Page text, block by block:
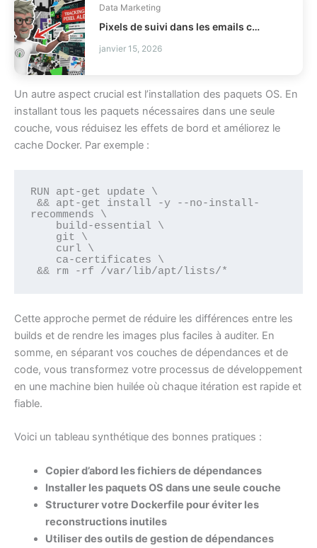
Data Marketing
Pixels de suivi dans les emails comment être conforme CNIL ?
janvier 15, 2026
Un autre aspect crucial est l’installation des paquets OS. En
installant tous les paquets nécessaires dans une seule
couche, vous réduisez les effets de bord et améliorez le
cache Docker. Par exemple :
RUN apt-get update \
&& apt-get install -y --no-install-
recommends \
Cette approche permet de réduire les différences entre les
builds et de rendre les images plus faciles à auditer. En
somme, en séparant vos couches de dépendances et de
code, vous transformez votre processus de développement
en une machine bien huilée où chaque itération est rapide et
fiable.
Voici un tableau synthétique des bonnes pratiques :
Copier d’abord les fichiers de dépendances
Installer les paquets OS dans une seule couche
Structurer votre Dockerfile pour éviter les
reconstructions inutiles
Utiliser des outils de gestion de dépendances